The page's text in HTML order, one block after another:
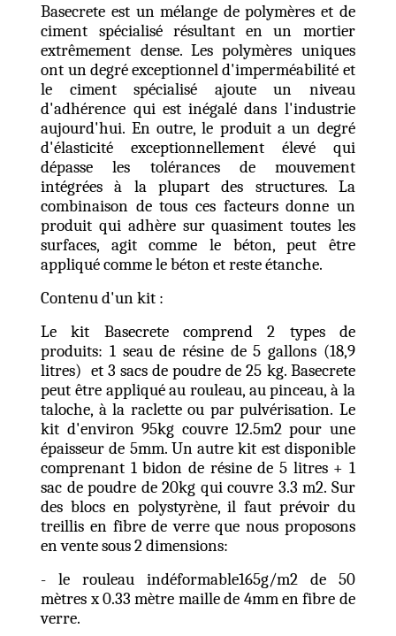
Basecrete est un mélange de polymères et de
ciment spécialisé résultant en un mortier
extrêmement dense. Les polymères uniques
ont un degré exceptionnel d'imperméabilité et
le ciment spécialisé ajoute un niveau
d'adhérence qui est inégalé dans l'industrie
aujourd'hui. En outre, le produit a un degré
d'élasticité exceptionnellement élevé qui
dépasse les tolérances de mouvement
intégrées à la plupart des structures. La
combinaison de tous ces facteurs donne un
produit qui adhère sur quasiment toutes les
surfaces, agit comme le béton, peut être
appliqué comme le béton et reste étanche.
Contenu d'un kit :
Le kit Basecrete comprend 2 types de
produits: 1 seau de résine de 5 gallons (18,9
litres) et 3 sacs de poudre de 25 kg. Basecrete
peut être appliqué au rouleau, au pinceau, à la
taloche, à la raclette ou par pulvérisation. Le
kit d'environ 95kg couvre 12.5m2 pour une
épaisseur de 5mm. Un autre kit est disponible
comprenant 1 bidon de résine de 5 litres + 1
sac de poudre de 20kg qui couvre 3.3 m2. Sur
des blocs en polystyrène, il faut prévoir du
treillis en fibre de verre que nous proposons
en vente sous 2 dimensions:
- le rouleau indéformable165g/m2 de 50
mètres x 0.33 mètre maille de 4mm en fibre de
verre.